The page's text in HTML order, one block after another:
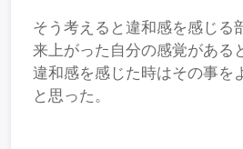
そう考えると違和感を感じる
来上がった自分の感覚がある
違和感を感じた時はその事を
と思った。